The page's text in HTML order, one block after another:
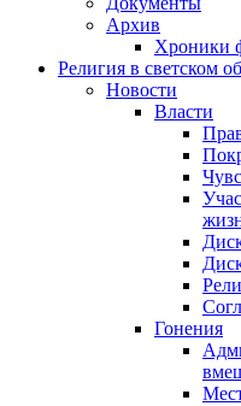
Архив
Хроники
Религия в светском
Новости
Власти
Гонения